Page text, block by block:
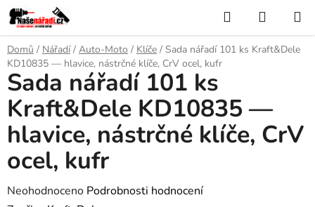
Přejít
na
obsah
Hledat
KOŠÍK
Domů / Nářadí / Auto-Moto / Klíče / Sada nářadí 101 ks Kraft&Dele
KD10835 — hlavice, nástrčné klíče, CrV ocel, kufr
Sada nářadí 101 ks
Kraft&Dele KD10835 —
hlavice, nástrčné klíče, CrV
ocel, kufr
Průměrné
Neohodnoceno Podrobnosti hodnocení